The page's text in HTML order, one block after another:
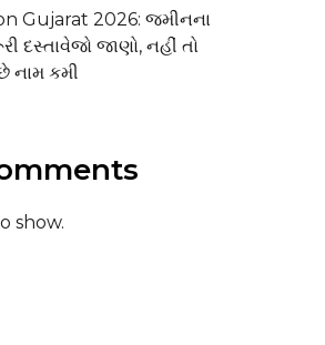
Gujarat 2026: જમીનના
દસ્તાવેજો જાણો, નહીં તો
નામ કમી
show.